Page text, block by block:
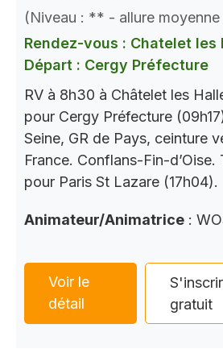
(Niveau : ** - allure
Rendez-vous : Chatelet les
Départ : Cergy Préfecture
RV à 8h30 à Châtelet les
pour Cergy Préfecture
Seine, GR de Pays, ceinture
France. Conflans-Fin-d’Oise.
pour Paris St Lazare (17h04).
Animateur/Animatrice :
Voir le
détail
gratuit